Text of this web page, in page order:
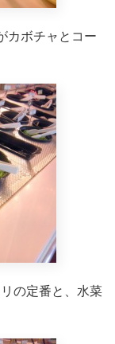
ボチャとコー
の定番と、水菜